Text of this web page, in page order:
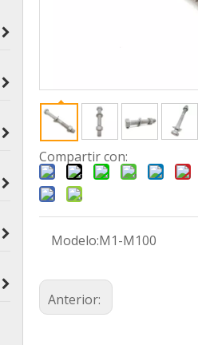
Compartir con:
Modelo:M1-M100
Anterior: